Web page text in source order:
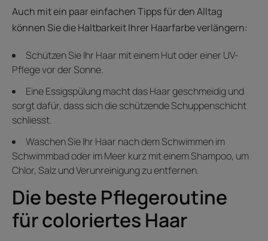
Auch mit ein paar einfachen Tipps für den Alltag
können Sie die Haltbarkeit Ihrer Haarfarbe verlängern:
Schützen Sie Ihr Haar mit einem Hut oder einer UV-
Pflege vor der Sonne.
Eine Essigspülung macht das Haar geschmeidig und
sorgt dafür, dass sich die schützende Schuppenschicht
schliesst.
Waschen Sie Ihr Haar nach dem Schwimmen im
Schwimmbad oder im Meer kurz mit einem Shampoo, um
Chlor, Salz und Verunreinigung zu entfernen.
Die beste Pflegeroutine
für coloriertes Haar